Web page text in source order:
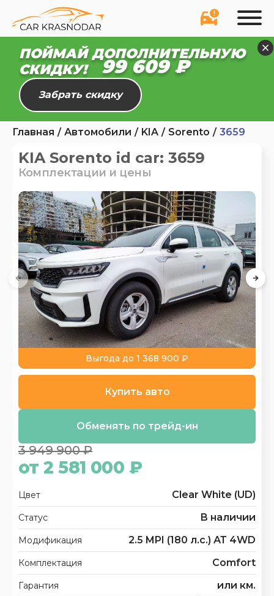
ПОЙМАЙ ДОПОЛНИТЕЛЬНУЮ
СКИДКУ!
99 554 ₽
Забрать скидку
Главная Автомобили KIA Sorento 3659
KIA Sorento id car: 3659
Комплектации и цены
3 949 900 ₽
от 2 581 000 ₽
Выгода до 1 368 900 ₽
Цвет Clear White (UD)
Статус В наличии
Модификация 2.5 MPI (180 л.с.) АТ 4WD
Комплектация Comfort
Гарантия или км.
Купить авто
Обменять по трейд-ин